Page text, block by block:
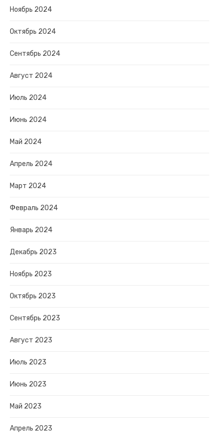
Ноябрь 2024
Октябрь 2024
Сентябрь 2024
Август 2024
Июль 2024
Июнь 2024
Май 2024
Апрель 2024
Март 2024
Февраль 2024
Январь 2024
Декабрь 2023
Ноябрь 2023
Октябрь 2023
Сентябрь 2023
Август 2023
Июль 2023
Июнь 2023
Май 2023
Апрель 2023